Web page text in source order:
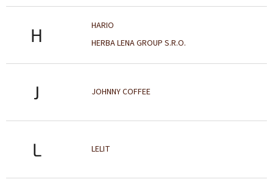
H
HARIO
HERBA LENA GROUP S.R.O.
J JOHNNY COFFEE
L LELIT